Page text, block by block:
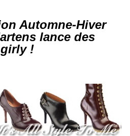
Automne-Hiver
lance des
!